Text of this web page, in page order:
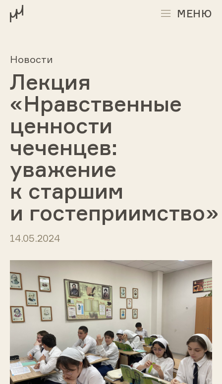
МЕНЮ
Новости
Лекция
«Нравственные
ценности
чеченцев:
уважение
к старшим
и гостеприимство»
14.05.2024